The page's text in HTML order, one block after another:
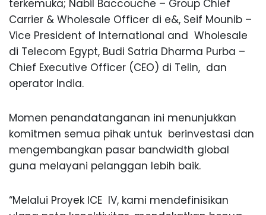
terkemuka; Nabil Baccouche – Group Chief
Carrier & Wholesale Officer di e&, Seif Mounib –
Vice President of International and Wholesale
di Telecom Egypt, Budi Satria Dharma Purba –
Chief Executive Officer (CEO) di Telin, dan
operator India.
Momen penandatanganan ini menunjukkan
komitmen semua pihak untuk berinvestasi dan
mengembangkan pasar bandwidth global
guna melayani pelanggan lebih baik.
“Melalui Proyek ICE IV, kami mendefinisikan